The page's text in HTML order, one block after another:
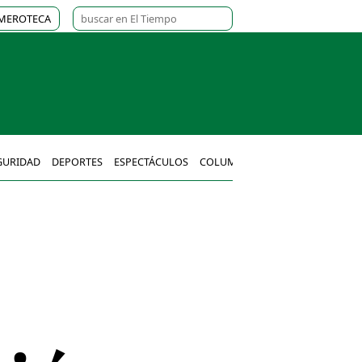
DEPORTES ESPECTÁCULOS COLUMNAS